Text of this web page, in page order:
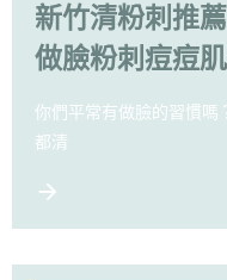
新竹清粉刺推
做臉粉刺痘痘
你們平常有做臉的習慣嗎
都清